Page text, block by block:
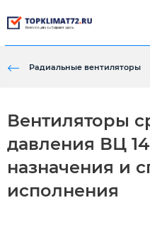
Радиальные вентиляторы
Вентиляторы
давления ВЦ
назначения и
исполнения